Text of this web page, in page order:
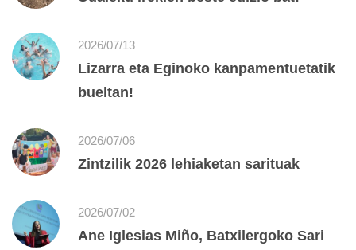
2026/07/13
Lizarra eta Eginoko kanpamentuetatik
bueltan!
2026/07/06
Zintzilik 2026 lehiaketan sarituak
2026/07/02
Ane Iglesias Miño, Batxilergoko Sari